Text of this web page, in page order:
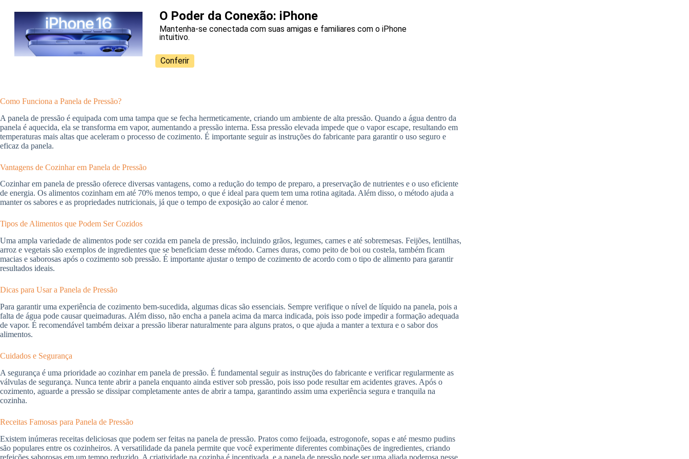
O Poder da Conexão: iPhone
Mantenha-se conectada com suas amigas e familiares com o iPhone
intuitivo.
Conferir
Como Funciona a Panela de Pressão?
A panela de pressão é equipada com uma tampa que se fecha hermeticamente, criando um ambiente de alta pressão. Quando a água dentro da
panela é aquecida, ela se transforma em vapor, aumentando a pressão interna. Essa pressão elevada impede que o vapor escape, resultando em
temperaturas mais altas que aceleram o processo de cozimento. É importante seguir as instruções do fabricante para garantir o uso seguro e
eficaz da panela.
Vantagens de Cozinhar em Panela de Pressão
Cozinhar em panela de pressão oferece diversas vantagens, como a redução do tempo de preparo, a preservação de nutrientes e o uso eficiente
de energia. Os alimentos cozinham em até 70% menos tempo, o que é ideal para quem tem uma rotina agitada. Além disso, o método ajuda a
manter os sabores e as propriedades nutricionais, já que o tempo de exposição ao calor é menor.
Tipos de Alimentos que Podem Ser Cozidos
Uma ampla variedade de alimentos pode ser cozida em panela de pressão, incluindo grãos, legumes, carnes e até sobremesas. Feijões, lentilhas,
arroz e vegetais são exemplos de ingredientes que se beneficiam desse método. Carnes duras, como peito de boi ou costela, também ficam
macias e saborosas após o cozimento sob pressão. É importante ajustar o tempo de cozimento de acordo com o tipo de alimento para garantir
resultados ideais.
Dicas para Usar a Panela de Pressão
Para garantir uma experiência de cozimento bem-sucedida, algumas dicas são essenciais. Sempre verifique o nível de líquido na panela, pois a
falta de água pode causar queimaduras. Além disso, não encha a panela acima da marca indicada, pois isso pode impedir a formação adequada
de vapor. É recomendável também deixar a pressão liberar naturalmente para alguns pratos, o que ajuda a manter a textura e o sabor dos
alimentos.
Cuidados e Segurança
A segurança é uma prioridade ao cozinhar em panela de pressão. É fundamental seguir as instruções do fabricante e verificar regularmente as
válvulas de segurança. Nunca tente abrir a panela enquanto ainda estiver sob pressão, pois isso pode resultar em acidentes graves. Após o
cozimento, aguarde a pressão se dissipar completamente antes de abrir a tampa, garantindo assim uma experiência segura e tranquila na
cozinha.
Receitas Famosas para Panela de Pressão
Existem inúmeras receitas deliciosas que podem ser feitas na panela de pressão. Pratos como feijoada, estrogonofe, sopas e até mesmo pudins
são populares entre os cozinheiros. A versatilidade da panela permite que você experimente diferentes combinações de ingredientes, criando
refeições saborosas em um tempo reduzido. A criatividade na cozinha é incentivada, e a panela de pressão pode ser uma aliada poderosa nesse